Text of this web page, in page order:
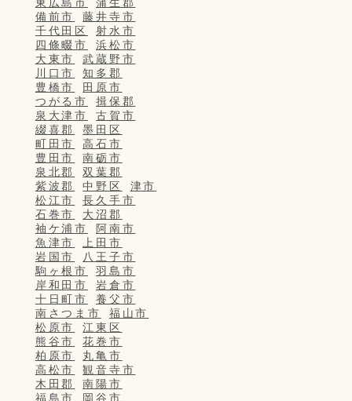
備前市
藤井寺市
千代田区
射水市
四條畷市
浜松市
大東市
武蔵野市
川口市
知多郡
豊橋市
田原市
つがる市
揖保郡
泉大津市
古賀市
綴喜郡
墨田区
町田市
高石市
豊田市
南砺市
泉北郡
双葉郡
紫波郡
中野区
津市
松江市
長久手市
石巻市
大沼郡
袖ケ浦市
阿南市
魚津市
上田市
岩国市
八王子市
駒ヶ根市
羽島市
岸和田市
岩倉市
十日町市
養父市
南さつま市
福山市
松原市
江東区
熊谷市
花巻市
柏原市
丸亀市
高松市
観音寺市
木田郡
南陽市
福島市
岡谷市